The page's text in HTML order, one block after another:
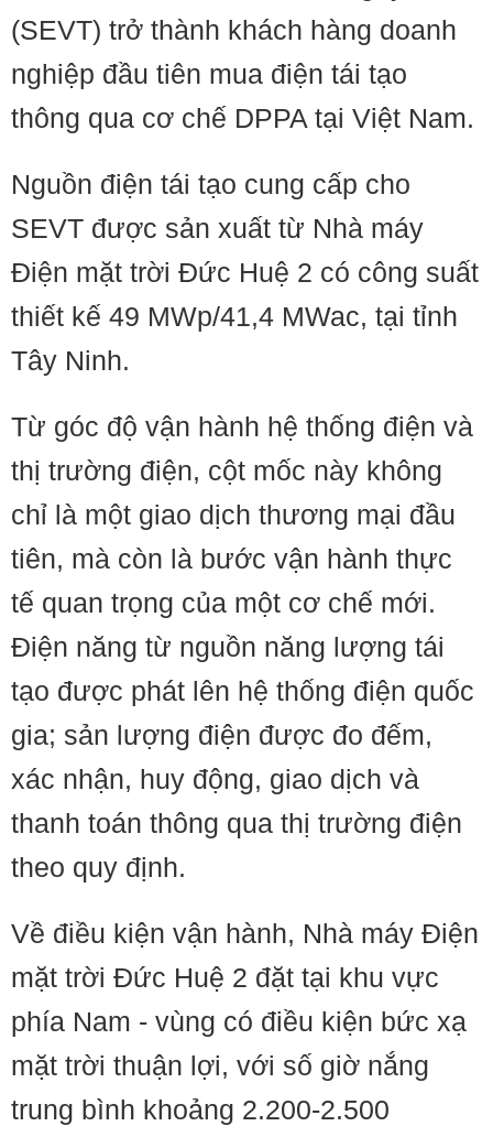
(SEVT) trở thành khách hàng doanh
nghiệp đầu tiên mua điện tái tạo
thông qua cơ chế DPPA tại Việt Nam.
Nguồn điện tái tạo cung cấp cho
SEVT được sản xuất từ Nhà máy
Điện mặt trời Đức Huệ 2 có công suất
thiết kế 49 MWp/41,4 MWac, tại tỉnh
Tây Ninh.
Từ góc độ vận hành hệ thống điện và
thị trường điện, cột mốc này không
chỉ là một giao dịch thương mại đầu
tiên, mà còn là bước vận hành thực
tế quan trọng của một cơ chế mới.
Điện năng từ nguồn năng lượng tái
tạo được phát lên hệ thống điện quốc
gia; sản lượng điện được đo đếm,
xác nhận, huy động, giao dịch và
thanh toán thông qua thị trường điện
theo quy định.
Về điều kiện vận hành, Nhà máy Điện
mặt trời Đức Huệ 2 đặt tại khu vực
phía Nam - vùng có điều kiện bức xạ
mặt trời thuận lợi, với số giờ nắng
trung bình khoảng 2.200-2.500